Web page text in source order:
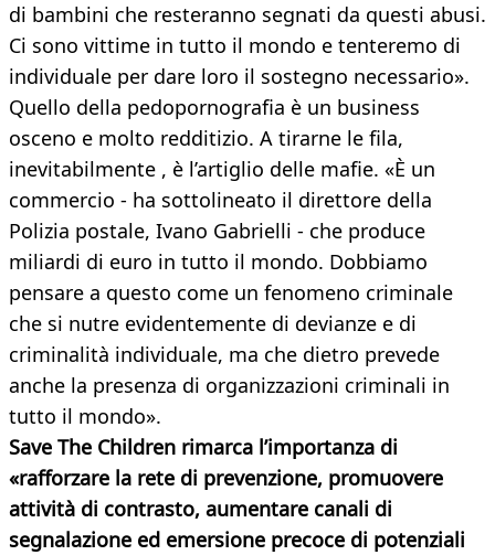
di bambini che resteranno segnati da questi abusi.
Ci sono vittime in tutto il mondo e tenteremo di
individuale per dare loro il sostegno necessario».
Quello della pedopornografia è un business
osceno e molto redditizio. A tirarne le fila,
inevitabilmente , è l’artiglio delle mafie. «È un
commercio - ha sottolineato il direttore della
Polizia postale, Ivano Gabrielli - che produce
miliardi di euro in tutto il mondo. Dobbiamo
pensare a questo come un fenomeno criminale
che si nutre evidentemente di devianze e di
criminalità individuale, ma che dietro prevede
anche la presenza di organizzazioni criminali in
tutto il mondo».
Save The Children rimarca l’importanza di
«rafforzare la rete di prevenzione, promuovere
attività di contrasto, aumentare canali di
segnalazione ed emersione precoce di potenziali